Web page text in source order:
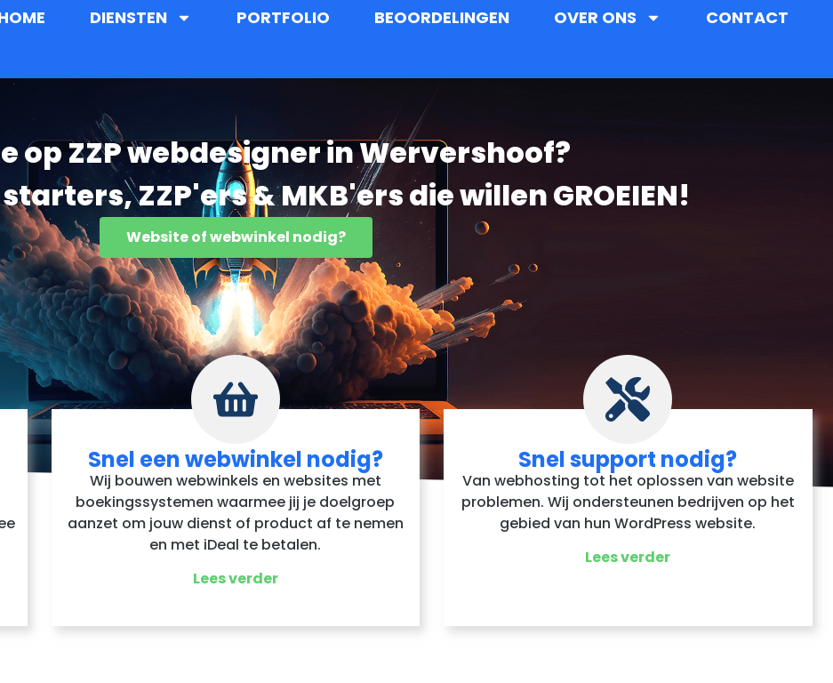
DIENSTEN PORTFOLIO BEOORDELINGEN OVER ONS CONTACT
op ZZP webdesigner in Wervershoof?
ZZP'ers & MKB'ers die willen GROEIEN!
Website of webwinkel nodig?
Snel een webwinkel nodig?
Wij bouwen webwinkels en websites met
boekingssystemen waarmee jij je doelgroep
aanzet om jouw dienst of product af te nemen
en met iDeal te betalen.
Lees verder
Snel support nodig?
Van webhosting tot het oplossen van website
problemen. Wij ondersteunen bedrijven op het
gebied van hun WordPress website.
Lees verder